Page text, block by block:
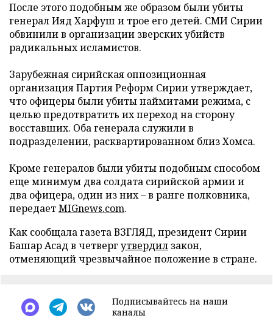
После этого подобным же образом были убиты
генерал Ияд Харфуш и трое его детей. СМИ Сирии
обвинили в организации зверских убийств
радикальных исламистов.
Зарубежная сирийская оппозиционная
организация Партия Реформ Сирии утверждает,
что офицеры были убиты наймитами режима, с
целью предотвратить их переход на сторону
восставших. Оба генерала служили в
подразделении, расквартированном близ Хомса.
Кроме генералов были убиты подобным способом
еще минимум два солдата сирийской армии и
два офицера, один из них – в ранге полковника,
передаетMIGnews.com.
Как сообщала газета ВЗГЛЯД,президент Сирии
Башар Асад в четверг утвердил закон,
отменяющий чрезвычайное положение в стране.
Подписывайтесь на наши
каналы